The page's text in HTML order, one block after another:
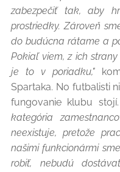
zabezpečiť tak, aby
prostriedky. Zároveň
do budúcna rátame a
Pokiaľ viem, z ich
je to v poriadku,"
Spartaka. No futbalisti
fungovanie klubu stojí.
kategória
neexistuje, pretože
našimi funkcionármi
robiť, nebudú